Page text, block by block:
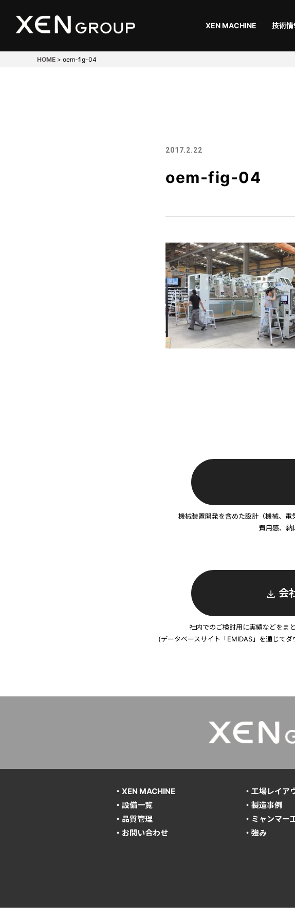
XEN MACHINE 技術情
Welding
HOME > oem-fig-04
2017.2.22
oem-fig-04
機械装置開発を含めた設計（機械、電
費用感、納
会
社内でのご検討用に実績などをま
(データベースサイト「EMIDAS」を通じて
・XEN MACHINE
・設備一覧
・品質管理
・お問い合わせ
・工場レイア
・製造事例
・ミャンマー
・強み